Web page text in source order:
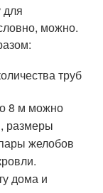
для
можно.
8 м можно
размеры
желобов
дома и